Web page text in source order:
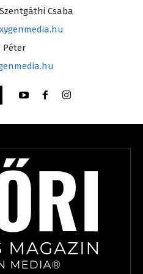
Szentgáthi Csaba
Péter